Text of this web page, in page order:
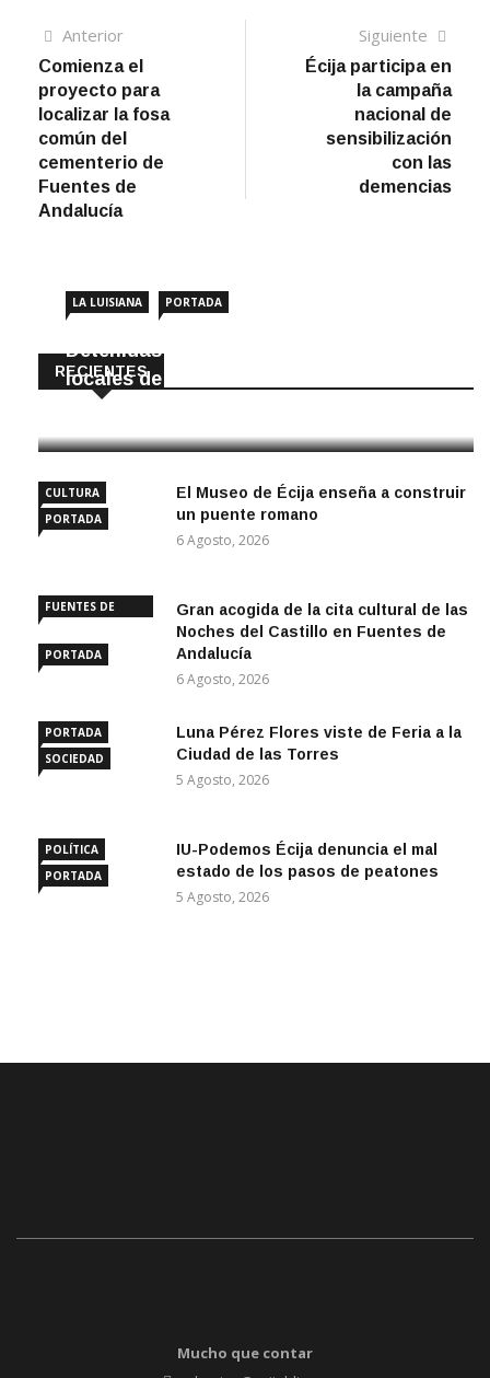
Navegación
de
entradas
AnteriorArtículo
anterior
Comienza el
proyecto para
localizar la fosa
común del
cementerio de
Fuentes de
Andalucía
Siguiente
Écija participa en
la campaña
nacional de
sensibilización
con las
demencias
RECIENTES
LA LUISIANA PORTADA
Detenidas dos personas por robar en
locales de La Luisiana
CULTURA
PORTADA
El Museo de Écija enseña a construir
un puente romano
6 Agosto, 2026
FUENTES DE
PORTADA
Gran acogida de la cita cultural de las
Noches del Castillo en Fuentes de
Andalucía
6 Agosto, 2026
PORTADA
SOCIEDAD
Luna Pérez Flores viste de Feria a la
Ciudad de las Torres
5 Agosto, 2026
POLÍTICA
PORTADA
IU-Podemos Écija denuncia el mal
estado de los pasos de peatones
5 Agosto, 2026
Mucho que contar